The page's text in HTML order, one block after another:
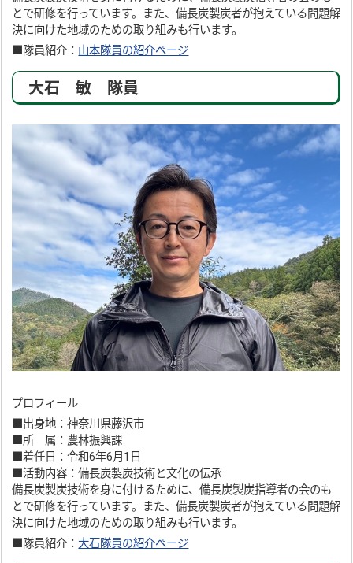
とで研修を行っています。また、備長炭製炭者が抱えている問題解
決に向けた地域のための取り組みも行います。
■隊員紹介： 山本隊員の紹介ページ
大石 敏 隊員
プロフィール
■出身地：神奈川県藤沢市
■所 属：農林振興課
■着任日：令和6年6月1日
■活動内容：備長炭製炭技術と文化の伝承
備長炭製炭技術を身に付けるために、備長炭製炭指導者の会のも
とで研修を行っています。また、備長炭製炭者が抱えている問題解
決に向けた地域のための取り組みも行います。
■隊員紹介：大石隊員の紹介ページ